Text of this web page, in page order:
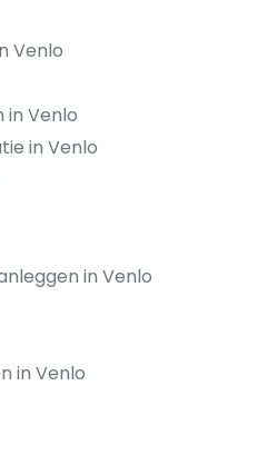
Venlo
in Venlo
in Venlo
in Venlo
in Venlo